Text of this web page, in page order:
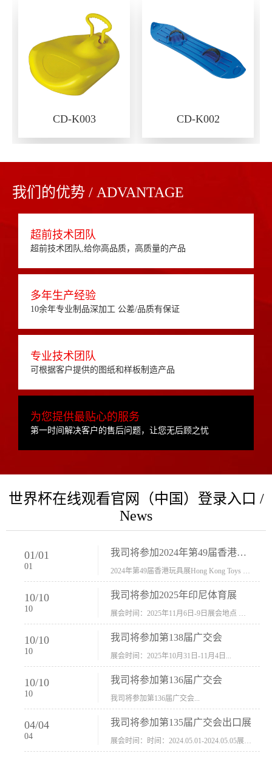
CD-K003 CD-K002
我们的优势 / ADVANTAGE
超前技术团队
超前技术团队,给你高品质，高质量的产品
多年生产经验
10余年专业制品深加工 公差/品质有保证
专业技术团队
可根据客户提供的图纸和样板制造产品
为您提供最贴心的服务
第一时间解决客户的售后问题，让您无后顾之忧
世界杯在线观看官网（中国）登录入口 /
News
01/01
01
我司将参加2024年第49届香港玩具展Hong Kong Toys & Games Fair 欢迎新···
10/10
10
我司将参加2025年印尼体育展
10/10
10
我司将参加第138届广交会
展会时间：2025年10月31日-11月4日...
10/10
10
我司将参加第136届广交会
我司将参加第136届广交会...
04/04
04
我司将参加第135届广交会出口展
展会时间：时间：2024.05.01-2024.05.05展会地址：中国进出口商品交易会展馆福建康莱宝公司展位号12.1G37-38、H11-12，浙江康莱宝展位号17.1B23-24、C19-20...